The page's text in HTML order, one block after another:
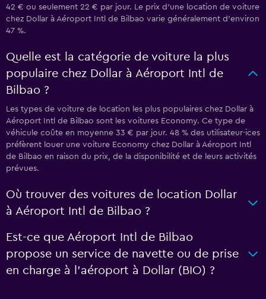
42 € ou seulement 22 € par jour. Le prix d'une location de voiture
chez Dollar à Aéroport Intl de Bilbao varie généralement d'environ
47 %.
Quelle est la catégorie de voiture la plus
populaire chez Dollar à Aéroport Intl de
Bilbao ?
Les types de voiture de location les plus populaires chez Dollar à
Aéroport Intl de Bilbao sont les voitures Economy. Ce type de
véhicule coûte en moyenne 33 € par jour. 48 % des utilisateur·ices
préfèrent louer une voiture Economy chez Dollar à Aéroport Intl
de Bilbao en raison du prix, de la disponibilité et de leurs activités
prévues.
Où trouver des voitures de location Dollar
à Aéroport Intl de Bilbao ?
Est-ce que Aéroport Intl de Bilbao
propose un service de navette ou de prise
en charge à l’aéroport à Dollar (BIO) ?